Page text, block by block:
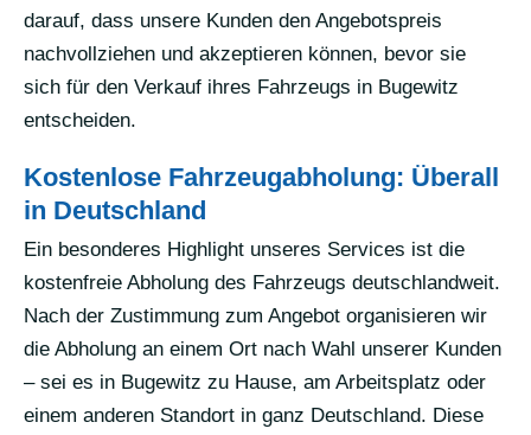
darauf, dass unsere Kunden den Angebotspreis
nachvollziehen und akzeptieren können, bevor sie
sich für den Verkauf ihres Fahrzeugs in Bugewitz
entscheiden.
Kostenlose Fahrzeugabholung: Überall
in Deutschland
Ein besonderes Highlight unseres Services ist die
kostenfreie Abholung des Fahrzeugs deutschlandweit.
Nach der Zustimmung zum Angebot organisieren wir
die Abholung an einem Ort nach Wahl unserer Kunden
– sei es in Bugewitz zu Hause, am Arbeitsplatz oder
einem anderen Standort in ganz Deutschland. Diese